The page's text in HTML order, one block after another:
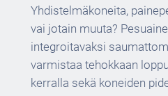
Yhdistelmäkoneita,
vai jotain muuta?
integroitavaksi
varmistaa tehokkaan
kerralla sekä koneiden